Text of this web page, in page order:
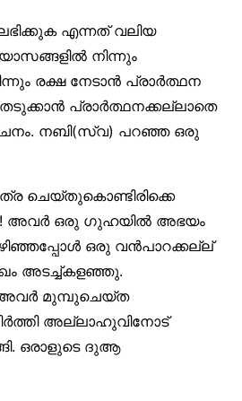
എന്നത് വലിയ
നിന്നും
രക്ഷ നേടാൻ പ്രാർത്ഥന
പ്രാർത്ഥനക്കല്ലാതെ
നബി(സ്വ) പറഞ്ഞ ഒരു
ചെയ്തുകൊണ്ടിരിക്കെ
അവർ ഒരു ഗുഹയിൽ അഭയം
ഒരു വൻപാറക്കല്ല്
അടച്ച്കളഞ്ഞു.
അവർ മുമ്പുചെയ്ത
അല്ലാഹുവിനോട്
ഒരാളുടെ ദുആ